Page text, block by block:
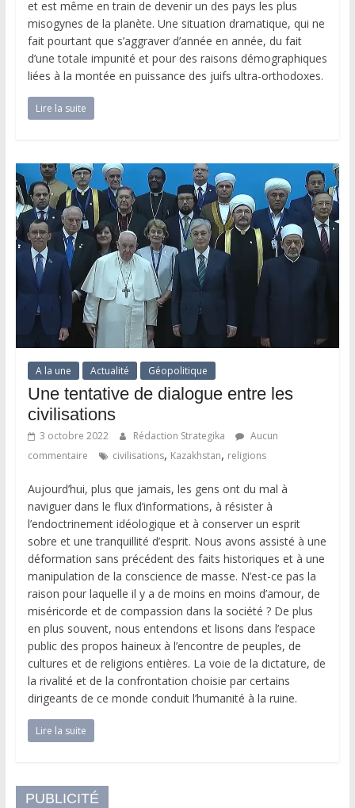
et est même en train de devenir un des pays les plus
misogynes de la planète. Une situation dramatique, qui ne
fait pourtant que s’aggraver d’année en année, du fait
d’une totale impunité et pour des raisons démographiques
liées à la montée en puissance des juifs ultra-orthodoxes.
Lire la suite
A la une Actualité Géopolitique
Une tentative de dialogue entre les
civilisations
3 octobre 2022 Rédaction Strategika
Aucun
commentaire
civilisations, Kazakhstan, religions
Aujourd’hui, plus que jamais, les gens ont du mal à
naviguer dans le flux d’informations, à résister à
l’endoctrinement idéologique et à conserver un esprit
sobre et une tranquillité d’esprit. Nous avons assisté à une
déformation sans précédent des faits historiques et à une
manipulation de la conscience de masse. N’est-ce pas la
raison pour laquelle il y a de moins en moins d’amour, de
miséricorde et de compassion dans la société ? De plus
en plus souvent, nous entendons et lisons dans l’espace
public des propos haineux à l’encontre de peuples, de
cultures et de religions entières. La voie de la dictature, de
la rivalité et de la confrontation choisie par certains
dirigeants de ce monde conduit l’humanité à la ruine.
Lire la suite
PUBLICITÉ